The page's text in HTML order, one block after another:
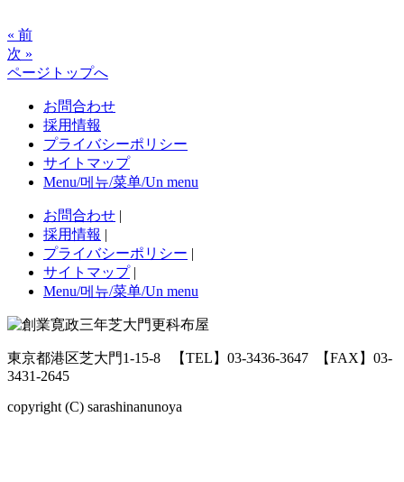
« 前
次 »
ページトップへ
お問合わせ
採用情報
プライバシーポリシー
サイトマップ
Menu/메뉴/菜单/Un menu
お問合わせ |
採用情報 |
プライバシーポリシー |
サイトマップ|
Menu/메뉴/菜单/Un menu
東京都港区芝大門1-15-8 【TEL】03-3436-3647
【FAX】03-
3431-2645
copyright (C) sarashinanunoya